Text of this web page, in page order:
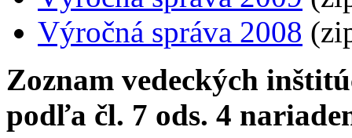
Výročná správa 2008
Zoznam vedeckých
podľa čl. 7 ods. 4